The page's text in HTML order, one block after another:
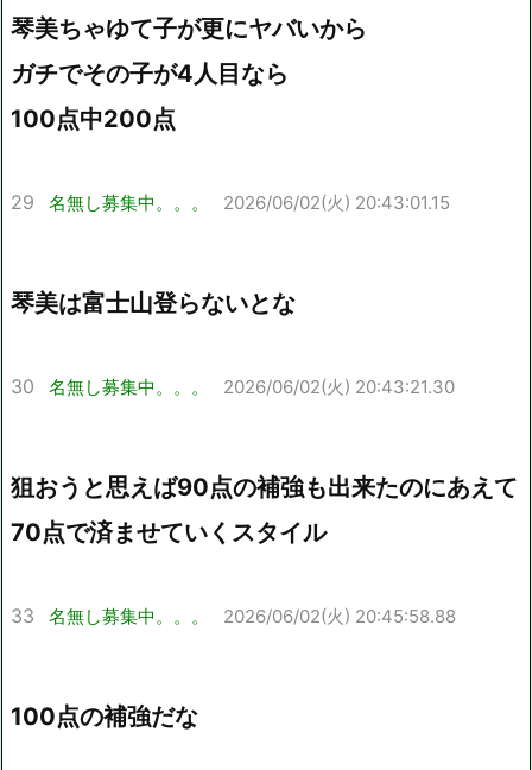
琴美ちゃゆて子が更にヤバいから
ガチでその子が4人目なら
100点中200点
29 名無し募集中。。。 2026/06/02(火) 20:43:01.15
琴美は富士山登らないとな
30 名無し募集中。。。 2026/06/02(火) 20:43:21.30
狙おうと思えば90点の補強も出来たのにあえて
70点で済ませていくスタイル
33 名無し募集中。。。 2026/06/02(火) 20:45:58.88
100点の補強だな